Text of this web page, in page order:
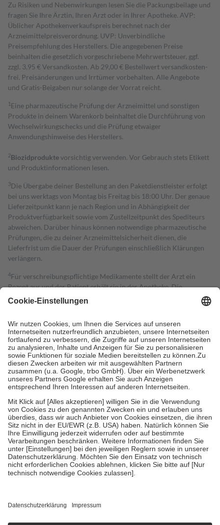
Zu Risiken und Nebenwirkungen lesen Sie die Packungsbeilage und
fragen Sie Ihre Ärztin, Ihren Arzt oder in Ihrer Apotheke. AVP:
Üblicher Apothekenverkaufspreis berechnet nach der
Arzneimittelpreisverordnung. UVP: Unverbindliche
Preisempfehlung des Herstellers. Die angegebenen Preise
beinhalten die gesetzlich vorgeschriebene Mehrwertsteuer, ggf.
zzgl. 3,95 € Versandkosten. Ab 29,00 € Bestell­wert versand­kosten­
frei. Preisänderungen und Irrtümer vorbehalten. Alle Angebote
und Gratis-Beigaben nur solange der Vorrat reicht.
1 Eine pharmazeutische Prüfung der Arzneimittel und sonstigen
Produkte in deinem Warenkorb beinhaltet die Durchführung von
Wechselwirkungschecks und die Prüfung etwaiger
Anwendungshinweise des Herstellers.
2Biozidproduktevorsichtig verwenden. Vor Gebrauch stets Etikett
und Produktinformationen lesen.
3Die Übergabe deiner Bestellung an den Paketdienstleister erfolgt
bei uns werktags von Montag bis Freitag bis 18:00 Uhr. Der genaue
Lieferzeitpunkt kann je nach Region und in Abhängigkeit der
Produktverfügbarkeit sowie vom Zustellzeitpunkt des Spediteurs
abweichen. Darüber hinaus können notwendige pharmazeutische
Prüfungen, die zu deiner Arzneimittelsicherheit dienen, die
Lieferfrist um die Dauer der Prüfungen einschließlich Klärungen
verlängern.
4Für verschreibungspflichtige Medikamente stellt der Arzt ein
Rezept aus und der Patient erhält sie in der Apotheke. Die
gesetzliche Krankenversicherung übernimmt in der Regel die
Kosten dafür, der Versicherte trägt einen Teil davon als Zuzahlung
Grundsätzlich leisten Mitglieder Zuzahlungen in Höhe von zehn
Prozent des Abgabepreises,mindestens jedochfünf Euround
höchstens zehn Euro.Es sind jedoch nie mehr als die tatsächlichen
Kosten der Leistung zu entrichten.
Diese Regeln gelten grundsätzlich auch für Online-Apotheken.
Bei Heilmitteln und häuslicher Krankenpflege beträgt die
Zuzahlung zehn Prozent der Kosten sowie zehn Euro je
Verordnung.
Um das Engagement der Versicherten für ihre eigene Gesundheit zu
stärken und die besondere Stellung der Familie zu unterstützen,
fallenkeine Zuzahlungenan bei:
• Kindern und Jugendlichen bis zum vollendeten 18. Lebensjahr
mit Ausnahme der Fahrkosten
• Untersuchungen zur Vorsorge und Früherkennung, die von der
GKV getragen werden
Einholung von Bewertungen. Trusted Shops hat Maßnahmen